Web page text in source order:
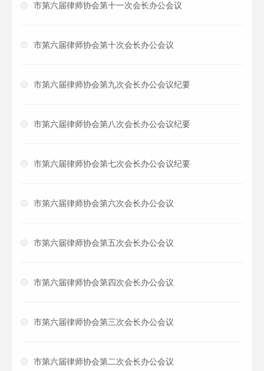
市第六届律师协会第十一次会长办公会议
市第六届律师协会第十次会长办公会议
市第六届律师协会第九次会长办公会议纪要
市第六届律师协会第八次会长办公会议纪要
市第六届律师协会第七次会长办公会议纪要
市第六届律师协会第六次会长办公会议
市第六届律师协会第五次会长办公会议
市第六届律师协会第四次会长办公会议
市第六届律师协会第三次会长办公会议
市第六届律师协会第二次会长办公会议